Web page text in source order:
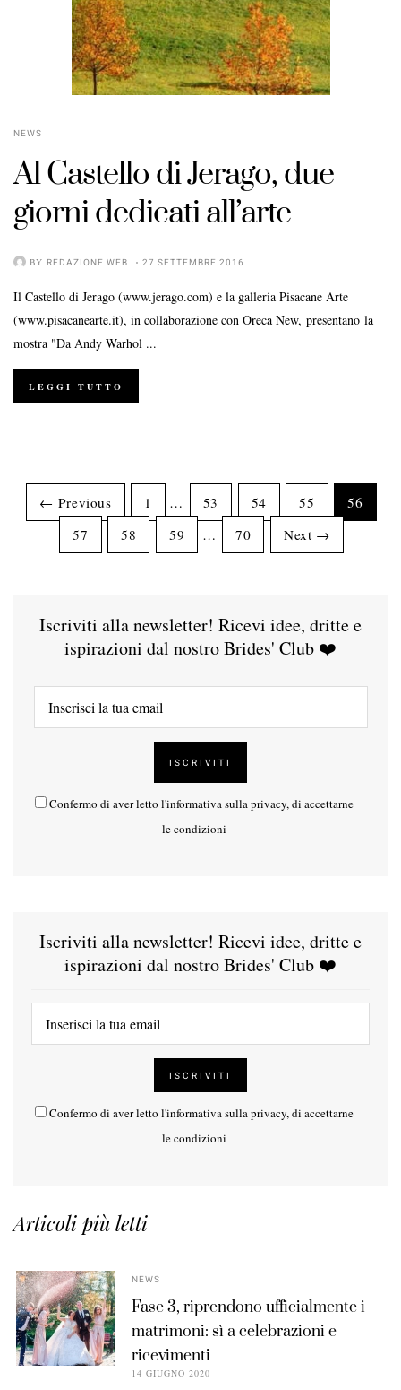
NEWS
Al Castello di Jerago, due
giorni dedicati all’arte
BY REDAZIONE WEB 27 SETTEMBRE 2016
Il Castello di Jerago (www.jerago.com) e la galleria Pisacane Arte
(www.pisacanearte.it), in collaborazione con Oreca New, presentano la
mostra "Da Andy Warhol ...
LEGGI TUTTO
← Previous 1 … 53 54 55
56
57
58 59 … 70 Next →
Iscriviti alla newsletter! Ricevi idee, dritte e
ispirazioni dal nostro Brides' Club ❤️
Confermo di aver letto l'informativa sulla privacy, di accettarne
le condizioni
Iscriviti alla newsletter! Ricevi idee, dritte e
ispirazioni dal nostro Brides' Club ❤️
Confermo di aver letto l'informativa sulla privacy, di accettarne
le condizioni
Articoli più letti
NEWS
Fase 3, riprendono ufficialmente i
matrimoni: sì a celebrazioni e
ricevimenti
14 GIUGNO 2020